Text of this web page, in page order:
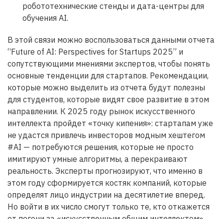
робототехнические стенды и дата-центры для
обучения AI.
В этой связи можно воспользоваться данными отчета
“Future of AI: Perspectives for Startups 2025” и
сопутствующими мнениями экспертов, чтобы понять
основные тенденции для стартапов. Рекомендации,
которые можно выделить из отчета будут полезны
для студентов, которые видят свое развитие в этом
направлении. К 2025 году рынок искусственного
интеллекта пройдет «точку кипения»: стартапам уже
не удастся привлечь инвесторов модным хештегом
#AI — потребуются решения, которые не просто
имитируют умные алгоритмы, а перекраивают
реальность. Эксперты прогнозируют, что именно в
этом году сформируется костяк компаний, которые
определят лицо индустрии на десятилетие вперед.
Но войти в их число смогут только те, кто откажется